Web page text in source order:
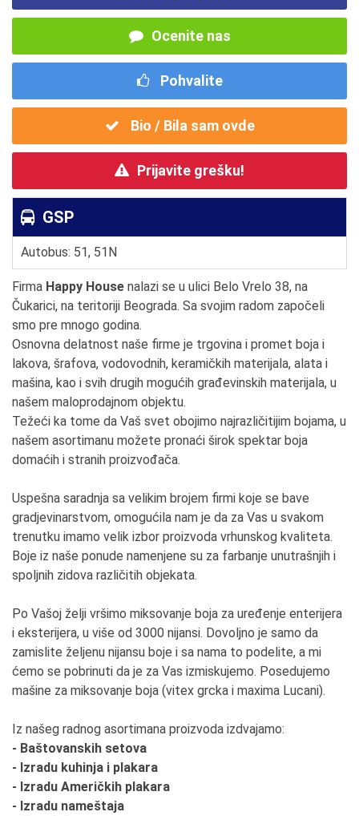
Ocenite nas
Pohvalite
Bio / Bila sam ovde
Prijavite grešku!
GSP
Autobus: 51, 51N
Firma Happy House nalazi se u ulici Belo Vrelo 38, na
Čukarici, na teritoriji Beograda. Sa svojim radom započeli
smo pre mnogo godina.
Osnovna delatnost naše firme je trgovina i promet boja i
lakova, šrafova, vodovodnih, keramičkih materijala, alata i
mašina, kao i svih drugih mogućih građevinskih materijala, u
našem maloprodajnom objektu.
Težeći ka tome da Vaš svet obojimo najrazličitijim bojama, u
našem asortimanu možete pronaći širok spektar boja
domaćih i stranih proizvođača.
Uspešna saradnja sa velikim brojem firmi koje se bave
gradjevinarstvom, omogućila nam je da za Vas u svakom
trenutku imamo velik izbor proizvoda vrhunskog kvaliteta.
Boje iz naše ponude namenjene su za farbanje unutrašnjih i
spoljnih zidova različitih objekata.
Po Vašoj želji vršimo miksovanje boja za uređenje enterijera
i eksterijera, u više od 3000 nijansi. Dovoljno je samo da
zamislite željenu nijansu boje i sa nama to podelite, a mi
ćemo se pobrinuti da je za Vas izmiskujemo. Posedujemo
mašine za miksovanje boja (vitex grcka i maxima Lucani).
Iz našeg radnog asortimana proizvoda izdvajamo:
- Baštovanskih setova
- Izradu kuhinja i plakara
- Izradu Američkih plakara
- Izradu nameštaja